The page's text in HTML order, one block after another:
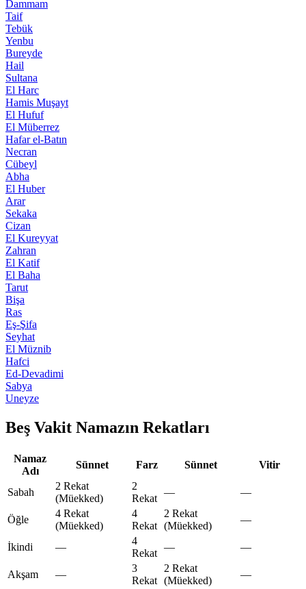
Dammam
Taif
Tebük
Yenbu
Bureyde
Hail
Sultana
El Harc
Hamis Muşayt
El Hufuf
El Müberrez
Hafar el-Batın
Necran
Cübeyl
Abha
El Huber
Arar
Sekaka
Cizan
El Kureyyat
Zahran
El Katif
El Baha
Tarut
Bişa
Ras
Eş-Şifa
Seyhat
El Müznib
Hafci
Ed-Devadimi
Sabya
Uneyze
Beş Vakit Namazın Rekatları
Namaz
Adı
Sünnet Farz Sünnet Vitir
Sabah
2 Rekat
(Müekked)
2
Rekat
— —
Öğle
4 Rekat
(Müekked)
4
Rekat
2 Rekat
(Müekked)
—
İkindi —
4
Rekat
— —
Akşam —
3
Rekat
2 Rekat
(Müekked)
—